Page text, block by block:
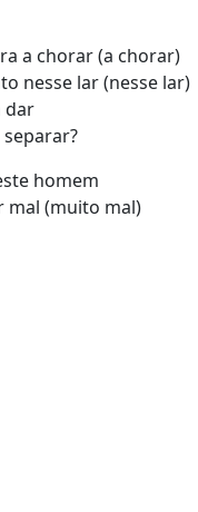
a chorar (a chorar)
nesse lar (nesse lar)
dar
homem
mal (muito mal)